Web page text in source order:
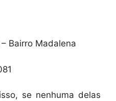
Bairro Madalena
se nenhuma delas